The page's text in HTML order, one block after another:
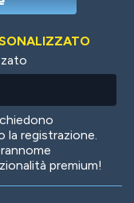
la registrazione.
premium!